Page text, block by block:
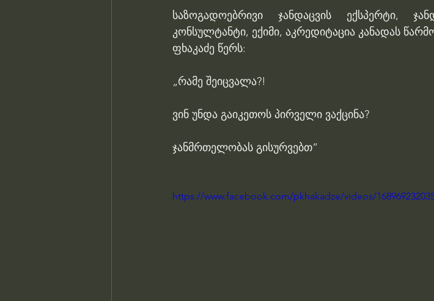
საზოგადოებრივი ჯანდაცვის ექსპერტი,
კონსულტანტი, ექიმი, აკრედიტაცია კანადას
ფხაკაძე წერს:
„რამე შეიცვალა?!
ვინ უნდა გაიკეთოს პირველი ვაქცინა?
ჯანმრთელობას გისურვებთ“
https://www.facebook.com/pkhakadze/videos/